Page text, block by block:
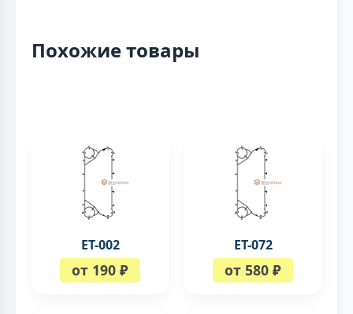
Похожие товары
ЕТ-002
от 190 ₽
ЕТ-072
от 580 ₽